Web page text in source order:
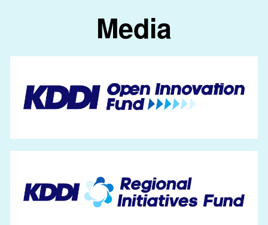
Media